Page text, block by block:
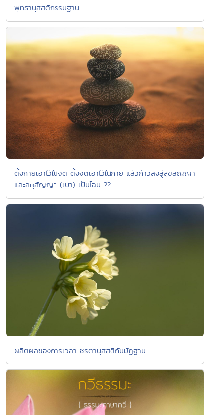
พุทธานุสสติกรรมฐาน
ตั้งกายเอาไว้ในจิต ตั้งจิตเอาไว้ในกาย แล้วก้าวลงสู่สุขสัญญา
และลหุสัญญา (เบา) เป็นไฉน ??
ผลิตผลของการเวลา ชรตานุสสติกัมมัฏฐาน